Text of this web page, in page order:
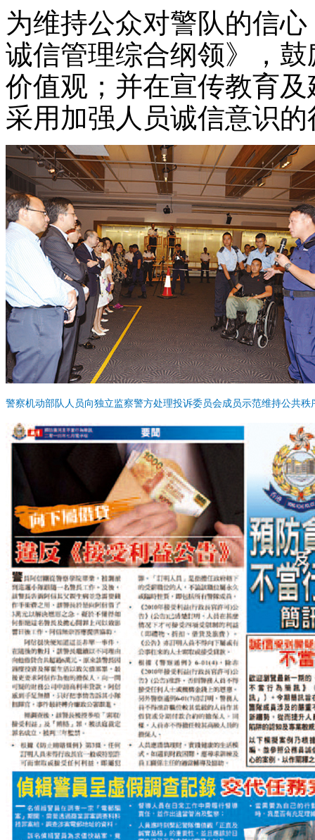
为维持公众对警队的信
诚信管理综合纲领》，
价值观；并在宣传教育
采用加强人员诚信意识
警察机动部队人员向独立监察警方处理投诉委员会成员示范维持公共秩